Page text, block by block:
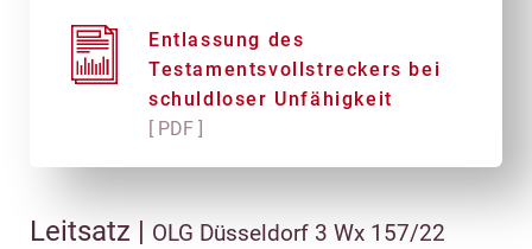
Entlassung des
Testamentsvollstreckers bei
schuldloser Unfähigkeit
[ PDF ]
Leitsatz | OLG Düsseldorf 3 Wx 157/22